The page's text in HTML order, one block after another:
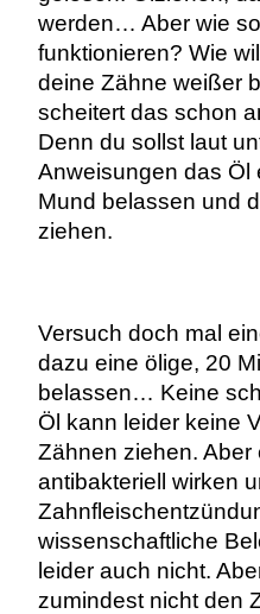
werden… Aber wie
funktionieren? Wie
deine Zähne weißer
scheitert das schon
Denn du sollst laut
Anweisungen das Öl
Mund belassen und
ziehen.
Versuch doch mal
dazu eine ölige, 20
belassen… Keine
Öl kann leider keine
Zähnen ziehen. Aber
antibakteriell wirken
wissenschaftliche
leider auch nicht.
zumindest nicht den